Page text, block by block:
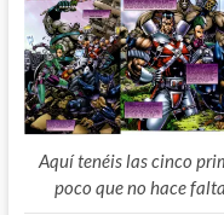
Aquí tenéis las cinco
poco que no hace